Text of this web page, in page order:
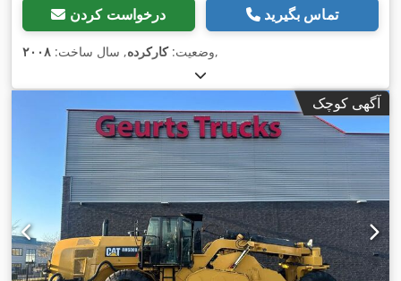
درخواست کردن تماس بگیرید
وضعیت:کارکرده, سال ساخت: ۲۰۰۸ ,
آگهی کوچک